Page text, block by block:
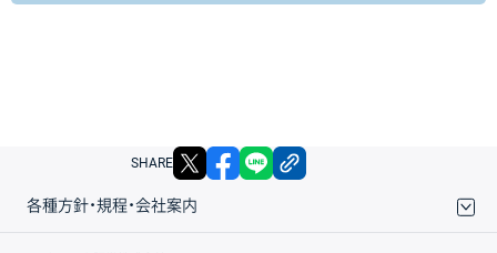
SHARE X facebook
各種方針・規程・会社案内
取引規程・約款
サイトマップ
その他のご案内
個人情報保護方針
最良執行方針
サイトのご利用について
ディスクレイマー
信託保全
リスク説明
会社案内